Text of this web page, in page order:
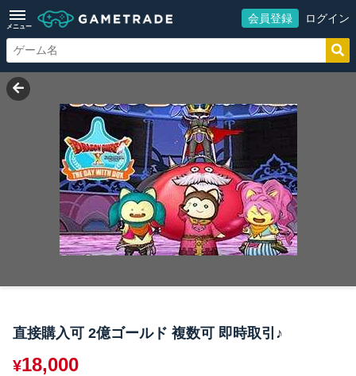
メニュー
会員登録 ログイン
直接購入可 2億ゴールド 複数可 即時取引♪
¥18,000